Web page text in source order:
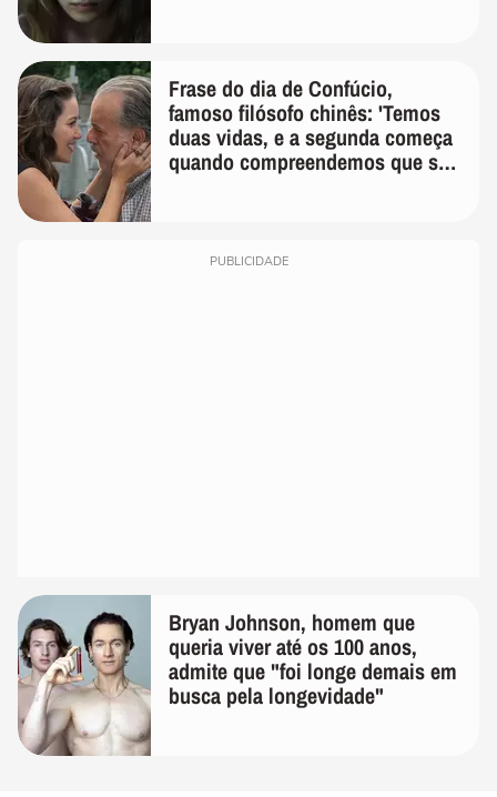
Frase do dia de Confúcio,
famoso filósofo chinês: 'Temos
duas vidas, e a segunda começa
quando compreendemos que só
PUBLICIDADE
Bryan Johnson, homem que
queria viver até os 100 anos,
admite que "foi longe demais em
busca pela longevidade"